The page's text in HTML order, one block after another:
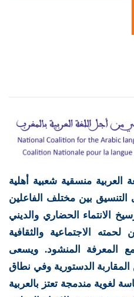
العربية منسقية شعبية أهلية
بين مختلف الفاعلين
الانتماء الحضاري والديني
الاجتماعية والثقافية
المعرفة المنشود. ويسعى
الدستورية وفي نطاق
لغوية مندمجة تعتز بالعربية